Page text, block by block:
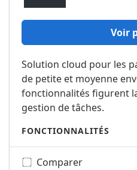
Voir
Solution cloud pour les
de petite et moyenne
fonctionnalités figurent
gestion de tâches.
FONCTIONNALITÉS
Comparer